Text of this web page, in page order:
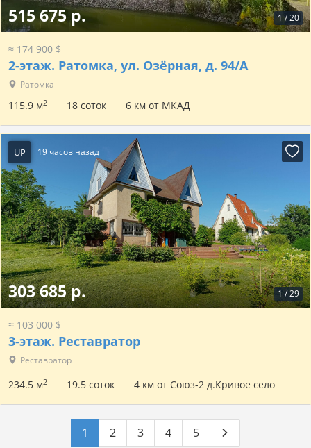
1 /20
515 675 р.
≈ 174 900 $
2-этаж. Ратомка, ул. Озёрная, д. 94/А
Ратомка
115.9 м2 18 соток 6 км от МКАД
UP 19 часов назад
1 /29
303 685 р.
≈ 103 000 $
3-этаж. Реставратор
Реставратор
234.5 м2 19.5 соток 4 км от Союз-2 д.Кривое село
1 2 3 4 5